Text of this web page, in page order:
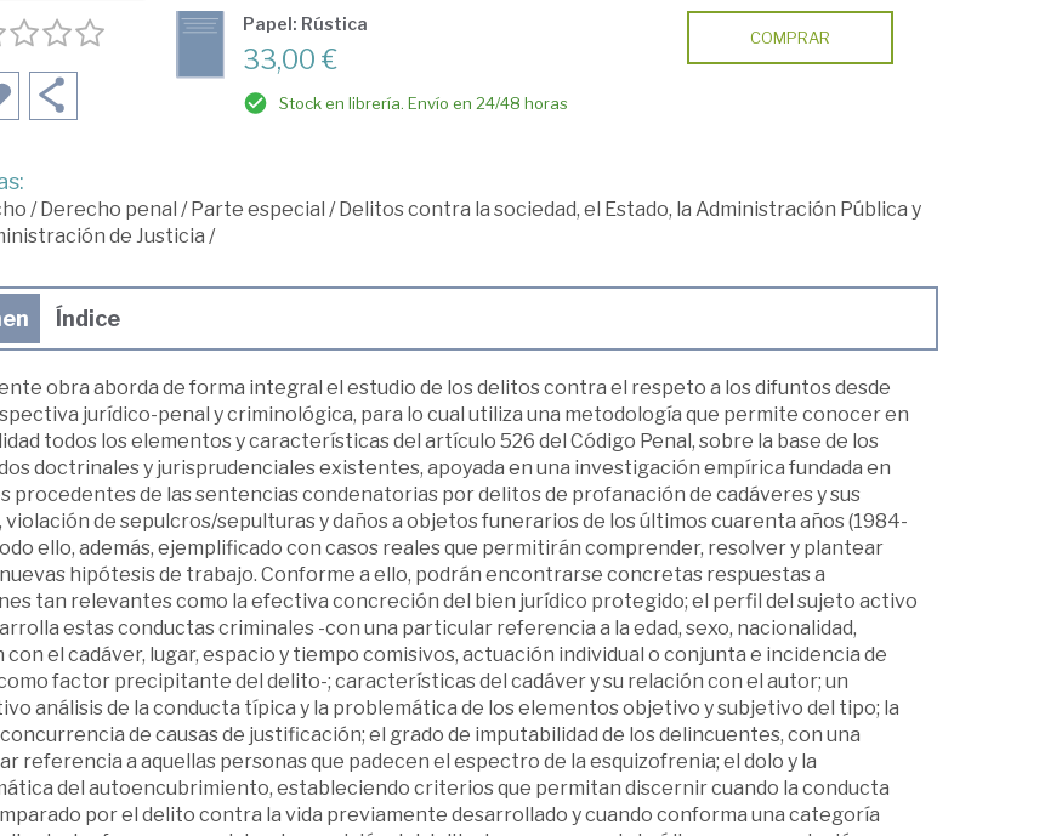
Papel: Rústica
33,00 €
Stock en librería. Envío en 24/48 horas
COMPRAR
/Derecho penal /Parte especial /Delitos contra la sociedad, el Estado, la Administración Pública y
de Justicia /
Índice
obra aborda de forma integral el estudio de los delitos contra el respeto a los difuntos desde
jurídico-penal y criminológica, para lo cual utiliza una metodología que permite conocer en
todos los elementos y características del artículo 526 del Código Penal, sobre la base de los
doctrinales y jurisprudenciales existentes, apoyada en una investigación empírica fundada en
procedentes de las sentencias condenatorias por delitos de profanación de cadáveres y sus
violación de sepulcros/sepulturas y daños a objetos funerarios de los últimos cuarenta años (1984-
ello, además, ejemplificado con casos reales que permitirán comprender, resolver y plantear
hipótesis de trabajo. Conforme a ello, podrán encontrarse concretas respuestas a
tan relevantes como la efectiva concreción del bien jurídico protegido; el perfil del sujeto activo
estas conductas criminales -con una particular referencia a la edad, sexo, nacionalidad,
con el cadáver, lugar, espacio y tiempo comisivos, actuación individual o conjunta e incidencia de
factor precipitante del delito-; características del cadáver y su relación con el autor; un
análisis de la conducta típica y la problemática de los elementos objetivo y subjetivo del tipo; la
de causas de justificación; el grado de imputabilidad de los delincuentes, con una
referencia a aquellas personas que padecen el espectro de la esquizofrenia; el dolo y la
del autoencubrimiento, estableciendo criterios que permitan discernir cuando la conducta
por el delito contra la vida previamente desarrollado y cuando conforma una categoría